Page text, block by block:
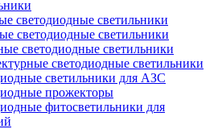
светодиодные светильники
светодиодные светильники
светодиодные светильники
светодиодные светильники
светильники для АЗС
прожекторы
фитосветильники для